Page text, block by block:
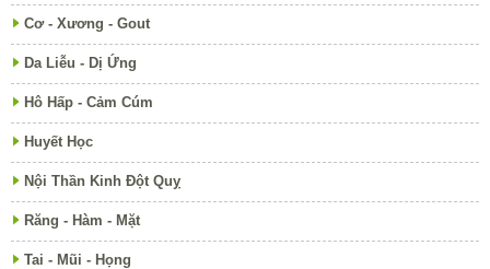
Cơ - Xương - Gout
Da Liễu - Dị Ứng
Hô Hấp - Cảm Cúm
Huyết Học
Nội Thần Kinh Đột Quỵ
Răng - Hàm - Mặt
Tai - Mũi - Họng